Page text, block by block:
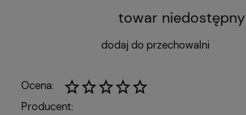
towar niedostępny
dodaj do przechowalni
Ocena:
Producent: